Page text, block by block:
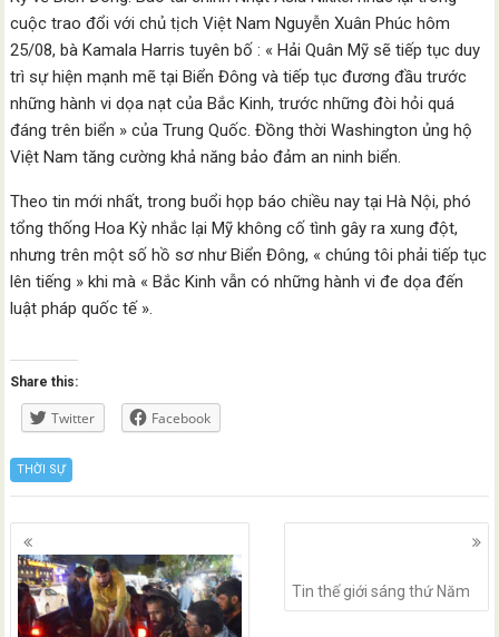
cuộc trao đổi với chủ tịch Việt Nam Nguyễn Xuân Phúc hôm
25/08, bà Kamala Harris tuyên bố : « Hải Quân Mỹ sẽ tiếp tục duy
trì sự hiện mạnh mẽ tại Biển Đông và tiếp tục đương đầu trước
những hành vi dọa nạt của Bắc Kinh, trước những đòi hỏi quá
đáng trên biển » của Trung Quốc. Đồng thời Washington ủng hộ
Việt Nam tăng cường khả năng bảo đảm an ninh biển.
Theo tin mới nhất, trong buổi họp báo chiều nay tại Hà Nội, phó
tổng thống Hoa Kỳ nhắc lại Mỹ không cố tình gây ra xung đột,
nhưng trên một số hồ sơ như Biển Đông, « chúng tôi phải tiếp tục
lên tiếng » khi mà « Bắc Kinh vẫn có những hành vi đe dọa đến
luật pháp quốc tế ».
Share this:
Twitter Facebook
THỜI SỰ
Posts
navigation
Tin thế giới sáng thứ Năm